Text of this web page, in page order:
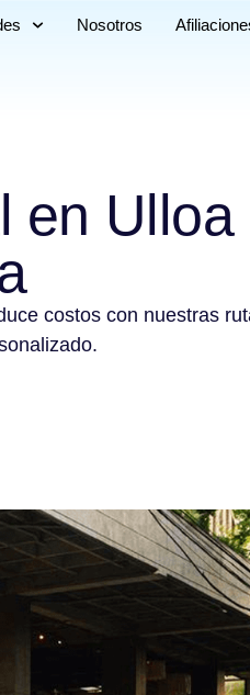
Nosotros
en Ulloa
costos con nuestras